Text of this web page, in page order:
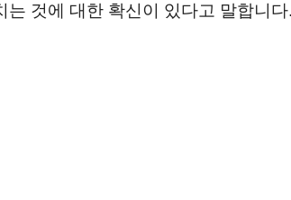
것에 대한 확신이 있다고 말합니